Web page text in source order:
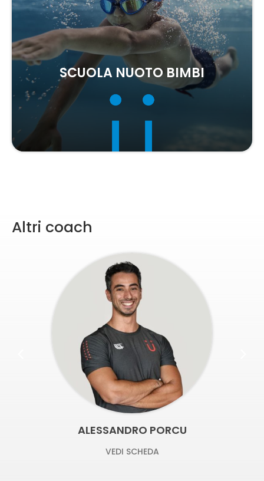
SCUOLA NUOTO BIMBI
Altri coach
ALESSANDRO PORCU
VEDI SCHEDA